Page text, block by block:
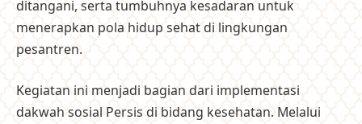
ditangani, serta tumbuhnya kesadaran untuk
menerapkan pola hidup sehat di lingkungan
pesantren.
Kegiatan ini menjadi bagian dari implementasi
dakwah sosial Persis di bidang kesehatan. Melalui